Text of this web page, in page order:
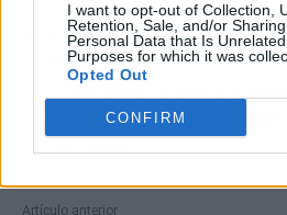
I want to opt-out of Collection,
Retention, Sale, and/or
Personal Data that Is
Purposes for which it was
Opted Out
CONFIRM
¿Por qué importa?Porque
tradicional ya necesita al streaming
🤔¿Nos afecta o es solo un meme?
reinventa y el programa más
Artículo anterior